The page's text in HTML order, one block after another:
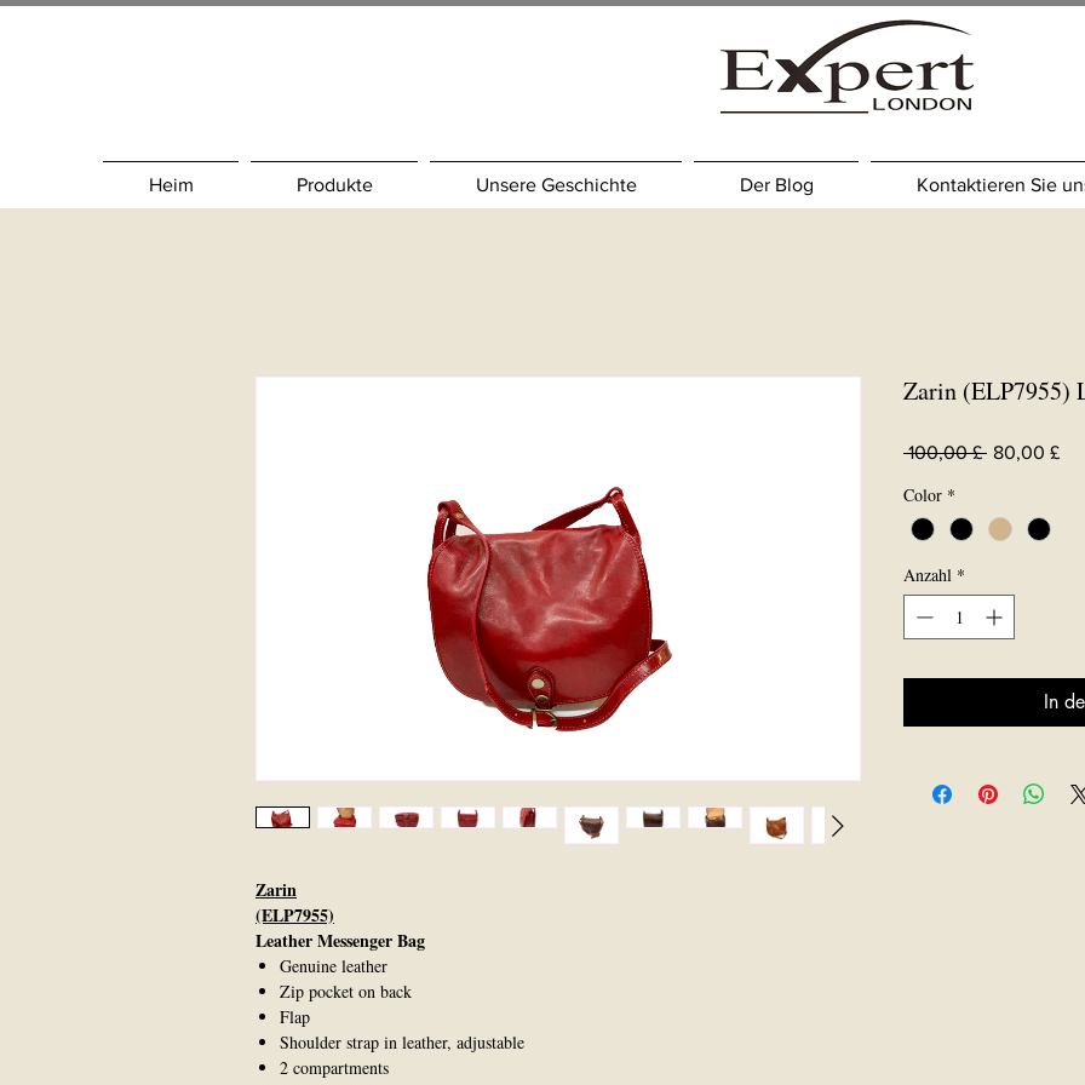
Heim Produkte Unsere Geschichte Der Blog Kontaktieren Sie
Zarin
(ELP7955)
Leather Messenger Bag
Genuine leather
Zip pocket on back
Flap
Shoulder strap in leather, adjustable
2 compartments
Zarin (ELP7955)
100,00 £ 80,00 £
Color *
Anzahl *
In